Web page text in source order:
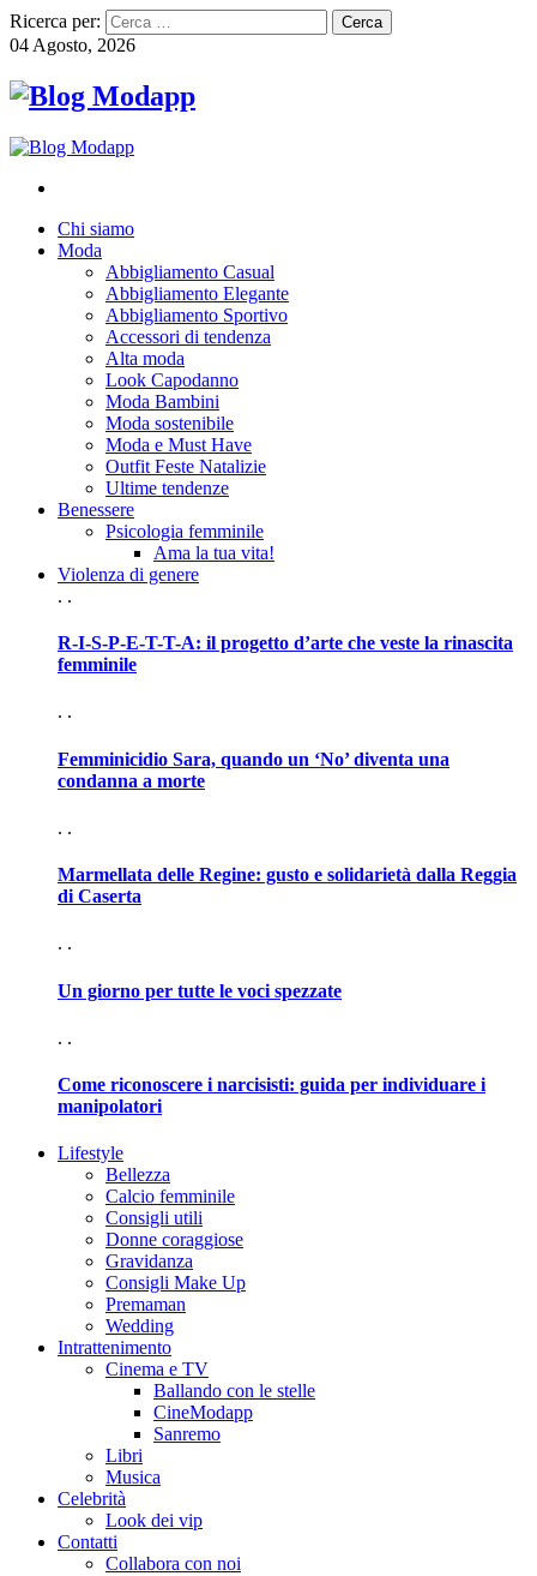
Ricerca per:
04 Agosto, 2026
Chi siamo
Moda
Abbigliamento Casual
Abbigliamento Elegante
Abbigliamento Sportivo
Accessori di tendenza
Alta moda
Look Capodanno
Moda Bambini
Moda sostenibile
Moda e Must Have
Outfit Feste Natalizie
Ultime tendenze
Benessere
Psicologia femminile
Ama la tua vita!
Violenza di genere
. .
R-I-S-P-E-T-T-A: il progetto d’arte che veste la rinascita
femminile
. .
Femminicidio Sara, quando un ‘No’ diventa una
condanna a morte
. .
Marmellata delle Regine: gusto e solidarietà dalla Reggia
di Caserta
. .
Un giorno per tutte le voci spezzate
. .
Come riconoscere i narcisisti: guida per individuare i
manipolatori
Lifestyle
Bellezza
Calcio femminile
Consigli utili
Donne coraggiose
Gravidanza
Consigli Make Up
Premaman
Wedding
Intrattenimento
Cinema e TV
Ballando con le stelle
CineModapp
Sanremo
Libri
Musica
Celebrità
Look dei vip
Contatti
Collabora con noi